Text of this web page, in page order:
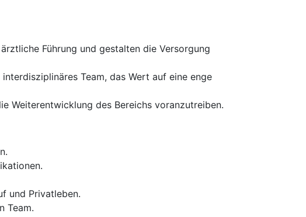
Führung und gestalten die Versorgung
Team, das Wert auf eine enge
Weiterentwicklung des Bereichs voranzutreiben.
und Privatleben.
Team.